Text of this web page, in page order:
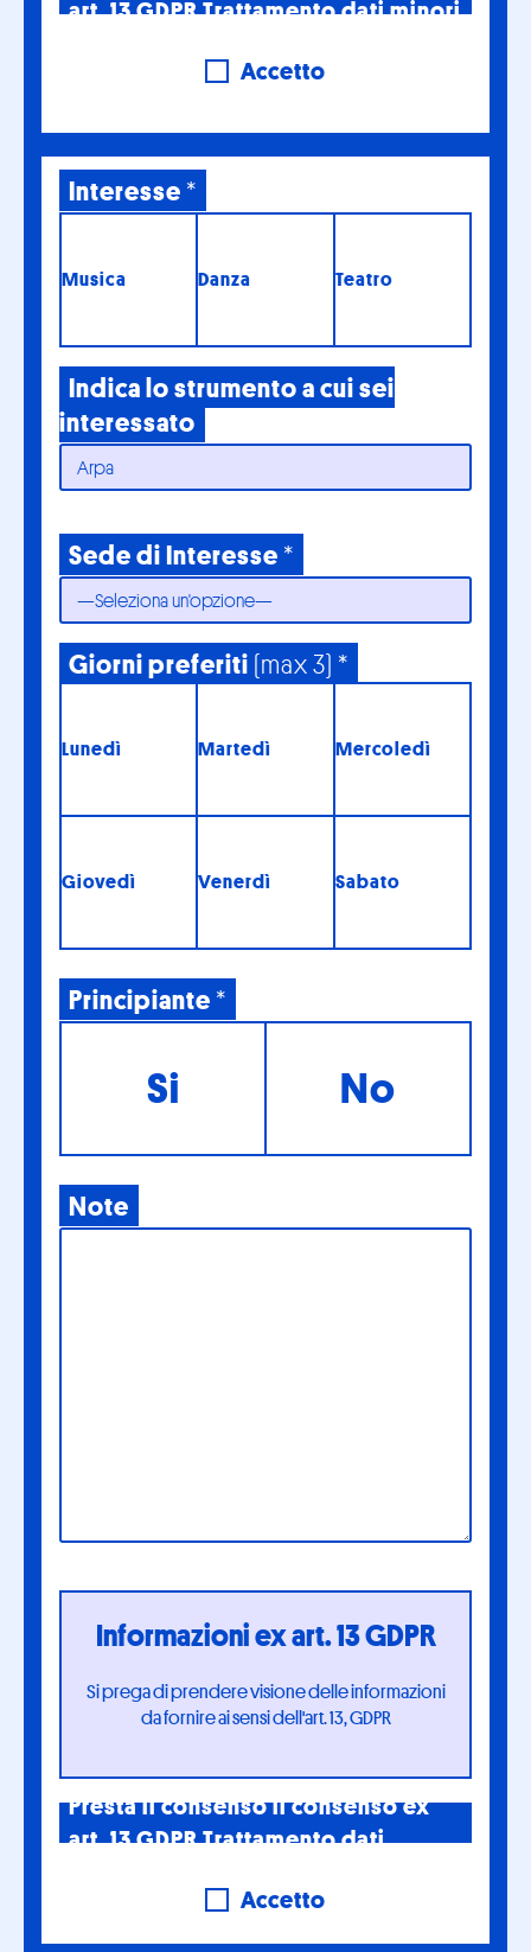
art. 13 GDPR Trattamento dati minori
Accetto
Interesse *
Musica Danza Teatro
Indica lo strumento a cui sei
interessato
Sede di Interesse *
Giorni preferiti (max 3) *
Lunedì Martedì Mercoledì
Giovedì Venerdì Sabato
Principiante *
Si No
Note
Informazioni ex art. 13 GDPR
Si prega di prendere visione delle informazioni
da fornire ai sensi dell'art. 13, GDPR
Presta il consenso il consenso ex
art. 13 GDPR Trattamento dati
Accetto